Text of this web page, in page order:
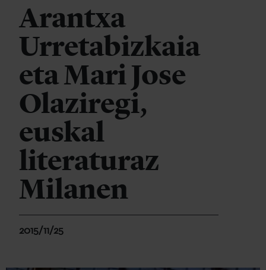
Arantxa
Urretabizkaia
eta Mari Jose
Olaziregi,
euskal
literaturaz
Milanen
2015/11/25